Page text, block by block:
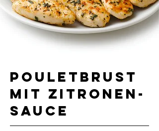
Pouletbrust
mit Zitronen-
sauce